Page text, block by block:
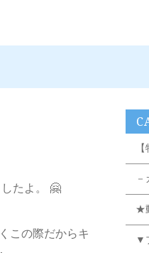
たよ。 🤗
この際だからキ
★
▼